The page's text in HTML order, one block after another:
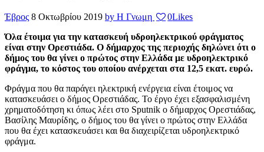
Έβρος 8 Οκτωβρίου 2019 by Η Γνωμη 0Likes
Όλα έτοιμα για την κατασκευή υδροηλεκτρικού φράγματος
είναι στην Ορεστιάδα. Ο δήμαρχος της περιοχής δηλώνει ότι ο
δήμος του θα γίνει ο πρώτος στην Ελλάδα με υδροηλεκτρικό
φράγμα, το κόστος του οποίου ανέρχεται στα 12,5 εκατ. ευρώ.
Φράγμα που θα παράγει ηλεκτρική ενέργεια είναι έτοιμος να
κατασκευάσει ο δήμος Ορεστιάδας. Το έργο έχει εξασφαλισμένη
χρηματοδότηση κι όπως λέει στο Sputnik ο δήμαρχος Ορεστιάδας,
Βασίλης Μαυρίδης, ο δήμος του θα γίνει ο πρώτος στην Ελλάδα
που θα έχει κατασκευάσει και θα διαχειρίζεται υδροηλεκτρικό
φράγμα.